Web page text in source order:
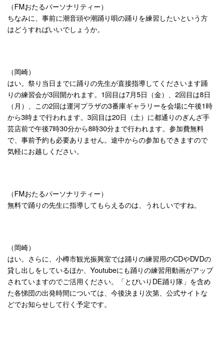
（FMおたるパーソナリティー）
ちなみに、事前に潮音頭や潮踊り唄の踊りを練習したいという方
はどうすればいいでしょうか。
（岡崎）
はい。祭り当日までに踊りの先生が直接指導してくださいます踊
りの練習会が3回開かれます。1回目は7月5日（金）、2回目は8日
（月）、この2回は運河プラザの3番庫ギャラリーを会場に午後1時
から3時まで行われます。3回目は20日（土）に都通りのぎんざ手
芸店前で午後7時30分から8時30分まで行われます。参加費無料
で、事前予約も必要ありません。途中からの参加もできますので
気軽にお越しください。
（FMおたるパーソナリティー）
無料で踊りの先生に指導してもらえるのは、うれしいですね。
（岡崎）
はい。さらに、小樽市観光振興室では踊りの練習用のCDやDVDの
貸し出しをしているほか、Youtubeにも踊りの練習用動画がアップ
されていますのでご活用ください。「とびいりDE踊り隊」を含め
た各悌団の出発時間については、今後決まり次第、公式サイトな
どでお知らせして行く予定です。